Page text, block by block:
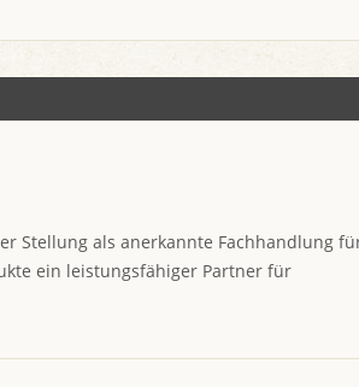
Stellung als anerkannte Fachhandlung
ein leistungsfähiger Partner für